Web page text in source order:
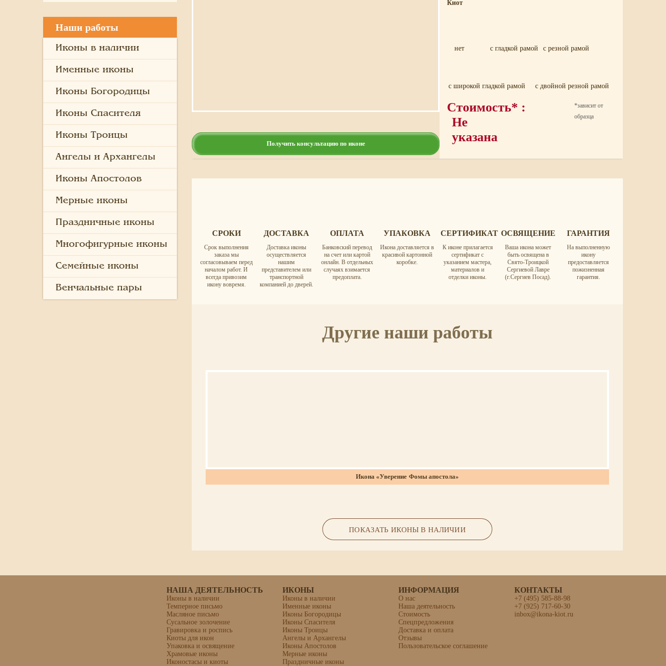
Наши работы
Иконы в наличии
Именные иконы
Иконы Богородицы
Иконы Спасителя
Иконы Троицы
Ангелы и Архангелы
Иконы Апостолов
Мерные иконы
Праздничные иконы
Многофигурные иконы
Семейные иконы
Венчальные пары
Получить консультацию по иконе
Киот
нет с гладкой рамой с резной рамой
с широкой гладкой рамой с двойной резной рамой
Стоимость* :
Не
указана
*зависит от
образца
СРОКИ
Срок выполнения
заказа мы
согласовываем перед
началом работ. И
всегда привозим
икону вовремя.
ДОСТАВКА
Доставка иконы
осуществляется
нашим
представителем или
транспортной
компанией до дверей.
ОПЛАТА
Банковский перевод
на счет или картой
онлайн. В отдельных
случаях взимается
предоплата.
УПАКОВКА
Икона доставляется в
красивой картонной
коробке.
СЕРТИФИКАТ
К иконе прилагается
сертификат с
указанием мастера,
материалов и
отделки иконы.
ОСВЯЩЕНИЕ
Ваша икона может
быть освящена в
Свято-Троицкой
Сергиевой Лавре
(г.Сергиев Посад).
ГАРАНТИЯ
На выполненную
икону
предоставляется
пожизненная
гарантия.
Другие наши работы
Икона «Уверение Фомы апостола»
Икона «Анастасий Синаит, преподобный»
Материалы: липовая доска, левкас, темпера.
ПОКАЗАТЬ ИКОНЫ В НАЛИЧИИ
НАША ДЕЯТЕЛЬНОСТЬ
Иконы в наличии
Темперное письмо
Масляное письмо
Сусальное золочение
Гравировка и роспись
Киоты для икон
Упаковка и освящение
Храмовые иконы
Иконостасы и киоты
ИКОНЫ
Иконы в наличии
Именные иконы
Иконы Богородицы
Иконы Спасителя
Иконы Троицы
Ангелы и Архангелы
Иконы Апостолов
Мерные иконы
Праздничные иконы
ИНФОРМАЦИЯ
О нас
Наша деятельность
Стоимость
Спецпредложения
Доставка и оплата
Отзывы
Пользовательское соглашение
КОНТАКТЫ
+7 (495) 585-88-98
+7 (925) 717-60-30
inbox@ikona-kiot.ru